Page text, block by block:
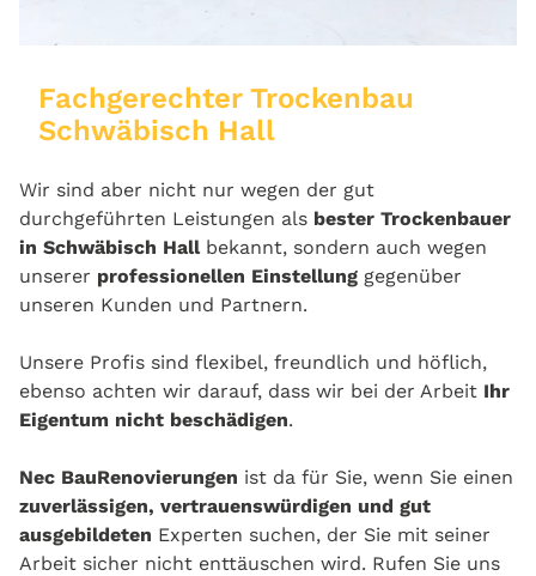
Fachgerechter Trockenbau
Schwäbisch Hall
Wir sind aber nicht nur wegen der gut
durchgeführten Leistungen als bester Trockenbauer
in Schwäbisch Hallbekannt, sondern auch wegen
unserer professionellen Einstellung gegenüber
unseren Kunden und Partnern.
Unsere Profis sind flexibel, freundlich und höflich,
ebenso achten wir darauf, dass wir bei der Arbeit Ihr
Eigentum nicht beschädigen.
Nec BauRenovierungen ist da für Sie, wenn Sie einen
zuverlässigen, vertrauenswürdigen und gut
ausgebildeten Experten suchen, der Sie mit seiner
Arbeit sicher nicht enttäuschen wird. Rufen Sie uns